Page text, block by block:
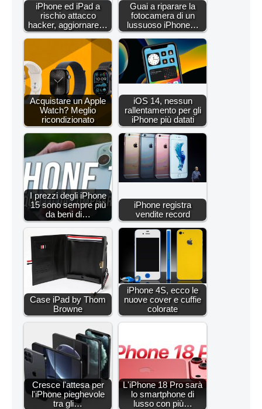
iPhone ed iPad a
rischio attacco
hacker, aggiornare…
Guai a riparare la
fotocamera di un
lussuoso iPhone…
Acquistare un Apple
Watch? Meglio
ricondizionato
iOS 14, nessun
rallentamento per gli
iPhone più datati
I prezzi degli iPhone
15 sono sempre più
da beni di…
iPhone registra
vendite record
Case iPad by Thom
Browne
iPhone 4S, ecco le
nuove cover e cuffie
colorate
Cresce l'attesa per
l'iPhone pieghevole
tra gli…
L'iPhone 18 Pro sarà
lo smartphone di
lusso con più…